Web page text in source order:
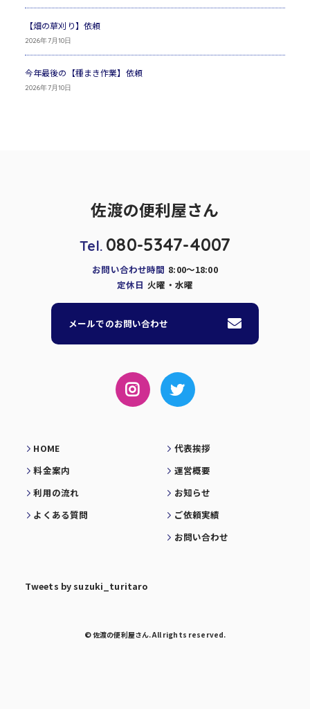
【畑の草刈り】依頼
2026年7月10日
今年最後の【種まき作業】依頼
2026年7月10日
佐渡の便利屋さん
Tel. 080-5347-4007
お問い合わせ時間 8:00～18:00
定休日 火曜・水曜
メールでのお問い合わせ
HOME
料金案内
利用の流れ
よくある質問
代表挨拶
運営概要
お知らせ
ご依頼実績
お問い合わせ
Tweets by suzuki_turitaro
© 佐渡の便利屋さん. All rights reserved.